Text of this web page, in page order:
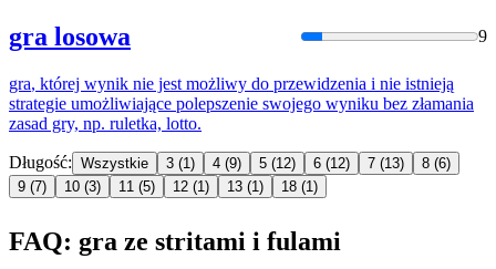
gra losowa 9
gra, której wynik nie jest możliwy do przewidzenia i nie istnieją
strategie umożliwiające polepszenie swojego wyniku bez złamania
zasad gry, np. ruletka, lotto.
Długość: Wszystkie 3 (1) 4 (9) 5 (12) 6 (12) 7 (13) 8 (6)
9 (7) 10 (3) 11 (5) 12 (1) 13 (1) 18 (1)
FAQ: gra ze stritami i fulami